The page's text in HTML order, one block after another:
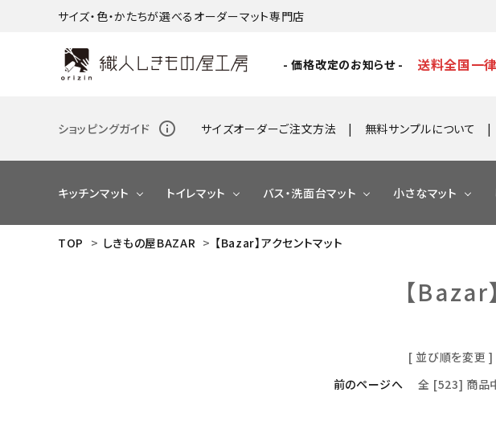
サイズ・色・かたちが選べるオーダーマット専門店
- 価格改定のお知らせ - 送料全国一律
ショッピングガイド info_outline サイズオーダーご注文方法 無料サンプルについて
キッチンマット トイレマット バス・洗面台マット 小さなマット
TOP > しきもの屋BAZAR > 【Bazar】アクセントマット
【Bazar
[ 並び順を変更 ]
前のページへ
全 [523] 商品